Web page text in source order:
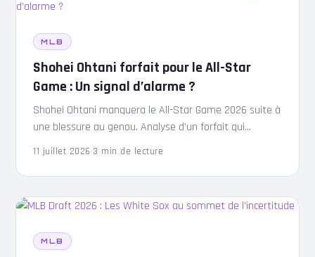
MLB
Shohei Ohtani forfait pour le All-Star
Game : Un signal d’alarme ?
Shohei Ohtani manquera le All-Star Game 2026 suite à
une blessure au genou. Analyse d’un forfait qui
bouscule l’équilibre de la MLB et de ses stars.
11 juillet 2026·3 min de lecture
MLB